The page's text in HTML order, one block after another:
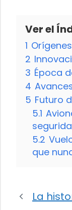
Ver el
1
2
3 Época
4
5 Futuro
5.1
5.2
que
La